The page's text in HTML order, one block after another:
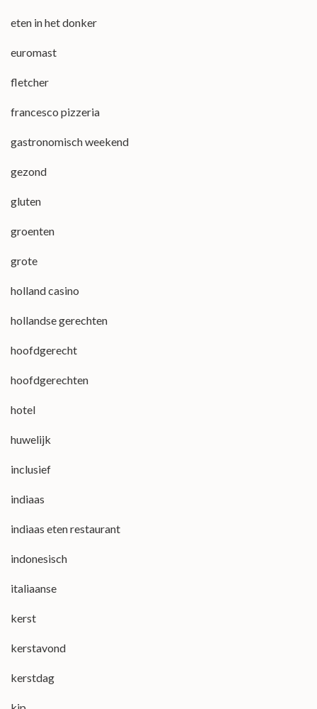
eten in het donker
euromast
fletcher
francesco pizzeria
gastronomisch weekend
gezond
gluten
groenten
grote
holland casino
hollandse gerechten
hoofdgerecht
hoofdgerechten
hotel
huwelijk
inclusief
indiaas
indiaas eten restaurant
indonesisch
italiaanse
kerst
kerstavond
kerstdag